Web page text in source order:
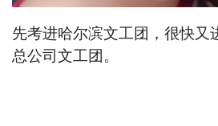
先考进哈尔滨文工团，很快又
总公司文工团。